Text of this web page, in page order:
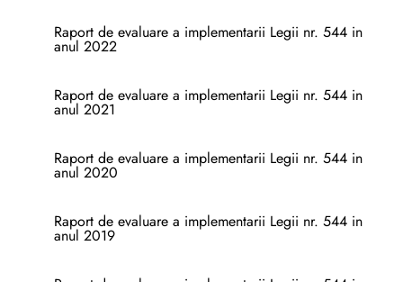
Raport de evaluare a implementarii Legii nr. 544 in
anul 2022
Raport de evaluare a implementarii Legii nr. 544 in
anul 2021
Raport de evaluare a implementarii Legii nr. 544 in
anul 2020
Raport de evaluare a implementarii Legii nr. 544 in
anul 2019